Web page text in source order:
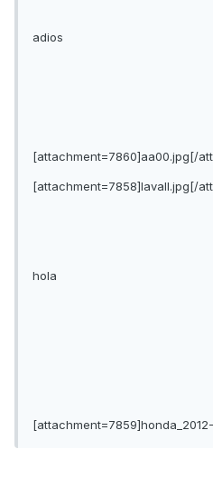
adios
[attachment=7860]aa00.jpg[/
[attachment=7858]lavall.jpg[/
hola